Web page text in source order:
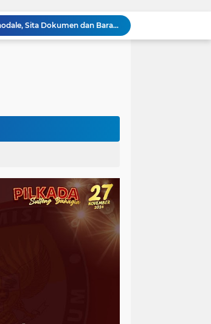
Kejati Sulteng Geledah Kantor UPP Kolonodale, Sita Dokumen dan Barang Bukti Elektronik Kasus Nikel PT. Cocoman
Tak Berkutik, Pencuri Puluhan Kilogram Ikan Laut di Torue Berakhir di Balik Jeruji
Silaturahmi Pimpinan APH di Sulteng : Kapolda dan Kejati Solid Perkuat Penegakan Hukum DiBumi Tadulako